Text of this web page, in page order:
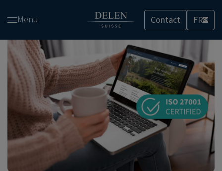
contenu
Menu Contact FRCH